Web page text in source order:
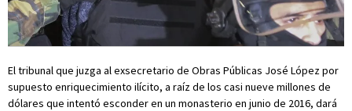
El tribunal que juzga al exsecretario de Obras Públicas José López por
supuesto enriquecimiento ilícito, a raíz de los casi nueve millones de
dólares que intentó esconder en un monasterio en junio de 2016, dará